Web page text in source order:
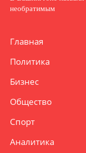
необратимым
Главная
Политика
Бизнес
Общество
Спорт
Аналитика